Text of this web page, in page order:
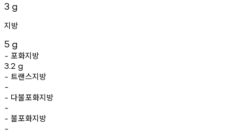
3 g
지방
5 g
- 포화지방
3.2 g
- 트랜스지방
-
- 다불포화지방
-
- 불포화지방
-